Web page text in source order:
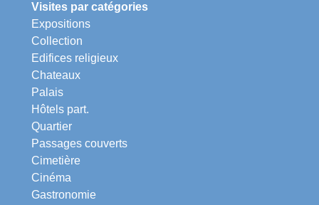
Visites par catégories
Expositions
Collection
Edifices religieux
Chateaux
Palais
Hôtels part.
Quartier
Passages couverts
Cimetière
Cinéma
Gastronomie